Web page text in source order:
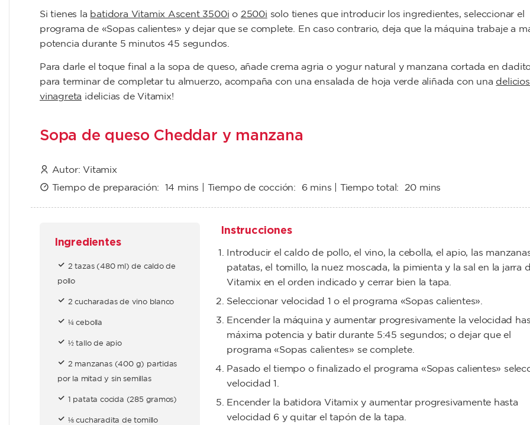
Si tienes la batidora Vitamix Ascent 3500i o 2500i solo tienes que introducir los ingredientes, seleccionar el
programa de «Sopas calientes» y dejar que se complete. En caso contrario, deja que la máquina trabaje a
potencia durante 5 minutos 45 segundos.
Para darle el toque final a la sopa de queso, añade crema agria o yogur natural y manzana cortada en
para terminar de completar tu almuerzo, acompaña con una ensalada de hoja verde aliñada con una
vinagreta ¡delicias de Vitamix!
Sopa de queso Cheddar y manzana
Autor:Vitamix
Tiempo de preparación: 14 mins | Tiempo de cocción: 6 mins | Tiempo total: 20 mins
Ingredientes
2 tazas (480 ml) de caldo de
pollo
2 cucharadas de vino blanco
¼ cebolla
½ tallo de apio
2 manzanas (400 g) partidas
por la mitad y sin semillas
1 patata cocida (285 gramos)
⅛ cucharadita de tomillo
Instrucciones
Introducir el caldo de pollo, el vino, la cebolla, el apio, las
patatas, el tomillo, la nuez moscada, la pimienta y la sal en la jarra
Vitamix en el orden indicado y cerrar bien la tapa.
Seleccionar velocidad 1 o el programa «Sopas calientes».
Encender la máquina y aumentar progresivamente la velocidad
máxima potencia y batir durante 5:45 segundos; o dejar que el
programa «Sopas calientes» se complete.
Pasado el tiempo o finalizado el programa «Sopas calientes»
velocidad 1.
Encender la batidora Vitamix y aumentar progresivamente hasta
velocidad 6 y quitar el tapón de la tapa.